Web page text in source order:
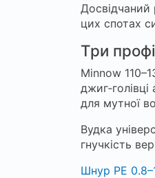
Досвідчаний
цих спотах
Три
Minnow
для мутної
Вудка
гнучкість
Шнур PE